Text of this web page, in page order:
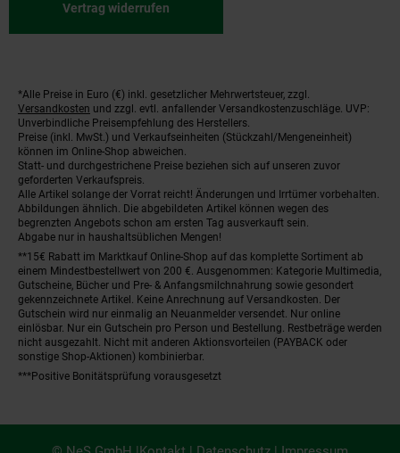
Vertrag widerrufen
Fußnoten
*Alle Preise in Euro (€) inkl. gesetzlicher Mehrwertsteuer, zzgl.
Versandkosten und zzgl. evtl. anfallender Versandkostenzuschläge. UVP:
Unverbindliche Preisempfehlung des Herstellers.
Preise (inkl. MwSt.) und Verkaufseinheiten (Stückzahl/Mengeneinheit)
können im Online-Shop abweichen.
Statt- und durchgestrichene Preise beziehen sich auf unseren zuvor
geforderten Verkaufspreis.
Alle Artikel solange der Vorrat reicht! Änderungen und Irrtümer vorbehalten.
Abbildungen ähnlich. Die abgebildeten Artikel können wegen des
begrenzten Angebots schon am ersten Tag ausverkauft sein.
Abgabe nur in haushaltsüblichen Mengen!
**15€ Rabatt im Marktkauf Online-Shop auf das komplette Sortiment ab
einem Mindestbestellwert von 200 €. Ausgenommen: Kategorie Multimedia,
Gutscheine, Bücher und Pre- & Anfangsmilchnahrung sowie gesondert
gekennzeichnete Artikel. Keine Anrechnung auf Versandkosten. Der
Gutschein wird nur einmalig an Neuanmelder versendet. Nur online
einlösbar. Nur ein Gutschein pro Person und Bestellung. Restbeträge werden
nicht ausgezahlt. Nicht mit anderen Aktionsvorteilen (PAYBACK oder
sonstige Shop-Aktionen) kombinierbar.
***Positive Bonitätsprüfung vorausgesetzt